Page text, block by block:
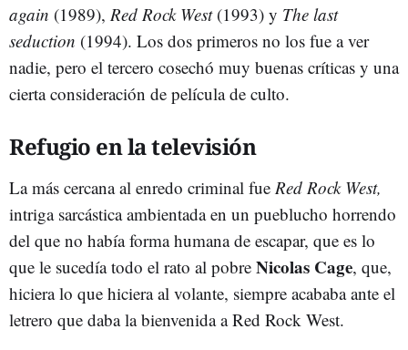
again (1989), Red Rock West (1993) y The last
seduction (1994). Los dos primeros no los fue a ver
nadie, pero el tercero cosechó muy buenas críticas y una
cierta consideración de película de culto.
Refugio en la televisión
La más cercana al enredo criminal fue Red Rock West,
intriga sarcástica ambientada en un pueblucho horrendo
del que no había forma humana de escapar, que es lo
que le sucedía todo el rato al pobre Nicolas Cage, que,
hiciera lo que hiciera al volante, siempre acababa ante el
letrero que daba la bienvenida a Red Rock West.